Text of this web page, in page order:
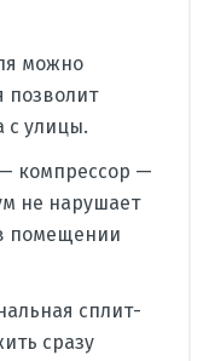
можно
позволит
с улицы.
компрессор —
не нарушает
помещении
сплит-
сразу